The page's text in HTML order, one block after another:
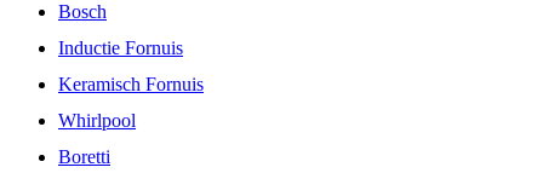
Bosch
Inductie Fornuis
Keramisch Fornuis
Whirlpool
Boretti